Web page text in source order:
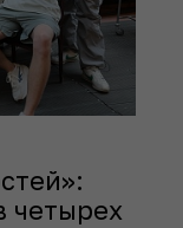
четырех